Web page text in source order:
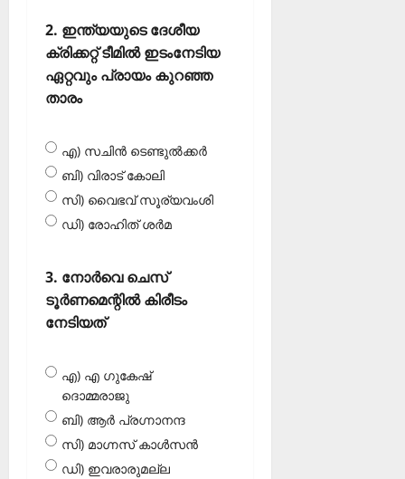
2. ഇന്ത്യയുടെ ദേശീയ
ക്രിക്കറ്റ് ടീമിൽ ഇടംനേടിയ
ഏറ്റവും പ്രായം കുറഞ്ഞ
താരം
എ) സചിൻ ടെണ്ടുൽക്കർ
ബി) വിരാട് കോലി
സി) വൈഭവ് സൂര്യവംശി
ഡി) രോഹിത് ശർമ
3. നോർവെ ചെസ്
ടൂർണമെന്റിൽ കിരീടം
നേടിയത്
എ) എ ഗുകേഷ്
ദൊമ്മരാജു
ബി) ആർ പ്രഗ്നാനന്ദ
സി) മാഗ്നസ് കാൾസൻ
ഡി) ഇവരാരുമല്ല